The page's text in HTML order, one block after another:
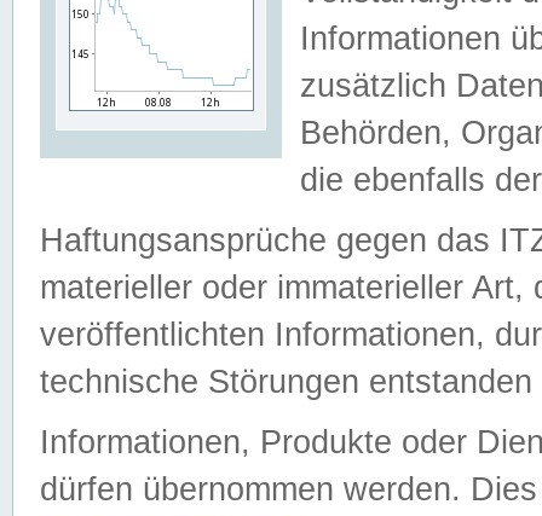
Informationen
zusätzlich
Behörden,
die ebenfalls
Haftungsansprüche gegen das
materieller oder immaterieller
veröffentlichten Informationen,
technische Störungen
Informationen, Produkte oder
dürfen übernommen werden.